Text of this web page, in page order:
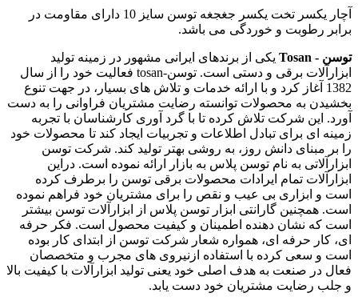
آچار یکسر تخت یکسر جغجغه توسن سایز 10 دارای مقاومت در
برابر رطوبت و خوردگی می باشد.
توسن - Tosan
یکی از برندهای ایرانی مشهور در زمینه تولید
ابزارآلات برقی و دستی است. توسن-tosan فعالیت خود را از سال
1382 آغاز کرد و با ارائه خدمات و تلاش های بسیار، در جهت تنوع
بخشیدن به محصولات توانسته رضایت مشتریان فراوانی را به دست
آورد. این شرکت تلاش کرده تا با گرد آوری کارشناسان با تجربه
زمینه ای برای تبادل اطلاعات و تجربیات ایجاد کند تا محصولات خود
را بر مبنای دانش روز، به روشی بهتر تولید کند. شرکت توسن
ابزارآلاتی به نام توسن پلاس به بازار ارائه نموده است. دراین
ابزارآلات تمام ایرادات محصولات برقی توسن را برطرف کرده
است و ابزاری بی عیب و نقص را برای مشتریان خود فراهم نموده
است. همچنین گارانتی ابزار توسن پلاس از ابزارآلات توسن بیشتر
است که نشان دهنده اطمینان و کیفیت محصول است. فکر حرفه
ای، کار حرفه ای، همواره شعار شرکت توسن از ابتدای کار بوده
است و سعی کرده با استفاده ازنیروی های مجرب و متخصصان
فعال در صنعت به هدف اصلی خود یعنی تولید ابزارآلات با کیفیت بالا
و جلب رضایت مشتریان خود دست یابد.